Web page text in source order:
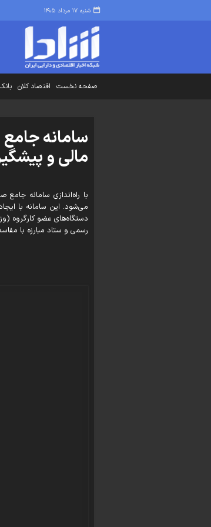
شنبه ۱۷ مرداد ۱۴۰۵
صفحه نخست اقتصاد کلان
سامانه
مالی و
با راه‌اندازی سامانه
می‌شود. این سامانه با
دستگاه‌های عضو کارگروه
رسمی و ستاد مبارزه با